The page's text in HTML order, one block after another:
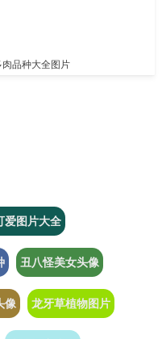
肉品种大全图片
爱图片大全
丑八怪美女头像
像 龙牙草植物图片